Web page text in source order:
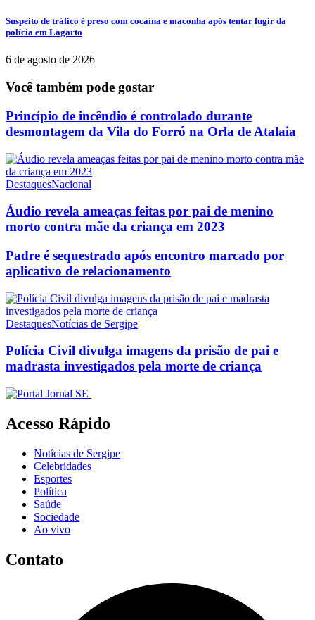
Suspeito de tráfico é preso com cocaína e maconha após tentar fugir da
polícia em Lagarto
6 de agosto de 2026
Você também pode gostar
Princípio de incêndio é controlado durante
desmontagem da Vila do Forró na Orla de Atalaia
DestaquesNacional
Áudio revela ameaças feitas por pai de menino
morto contra mãe da criança em 2023
Padre é sequestrado após encontro marcado por
aplicativo de relacionamento
DestaquesNotícias de Sergipe
Polícia Civil divulga imagens da prisão de pai e
madrasta investigados pela morte de criança
Acesso Rápido
Notícias de Sergipe
Celebridades
Esportes
Política
Saúde
Sociedade
Ao vivo
Contato